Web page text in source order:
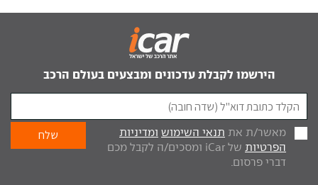
הירשמו לקבלת עדכונים ומבצעים בעולם הרכב
מאשר/ת את תנאי השימוש ומדיניות
הפרטיות
של iCar ומסכים/ה לקבל מכם
דברי פרסום.